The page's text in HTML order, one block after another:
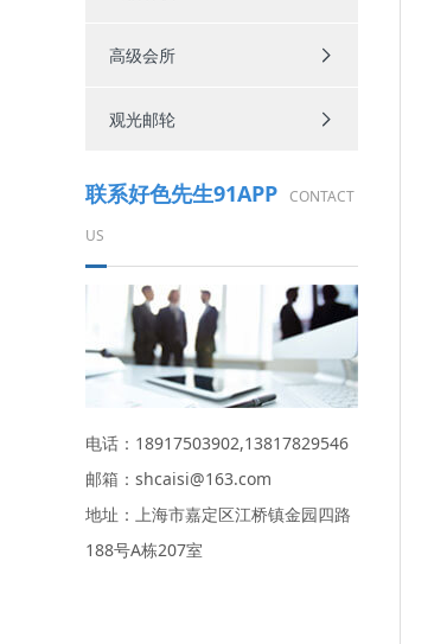
高级会所
观光邮轮
联系好色先生91APP CONTACT
US
电话：18917503902,13817829546
邮箱：shcaisi@163.com
地址：上海市嘉定区江桥镇金园四路
188号A栋207室